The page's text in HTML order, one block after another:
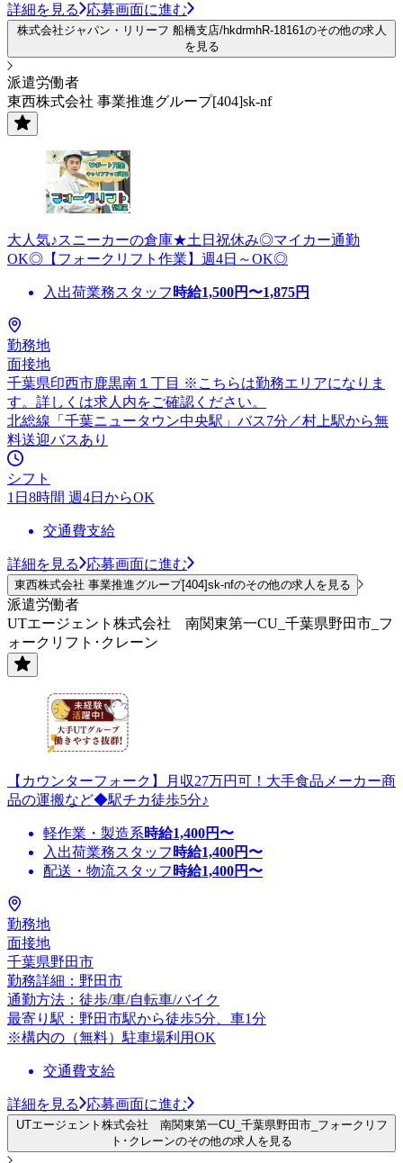
詳細を見る 応募画面に進む
株式会社ジャパン・リリーフ 船橋支店/hkdrmhR-18161のその他の求人
を見る
派遣労働者
東西株式会社 事業推進グループ[404]sk-nf
大人気♪スニーカーの倉庫★土日祝休み◎マイカー通勤
OK◎【フォークリフト作業】週4日～OK◎
入出荷業務スタッフ 時給1,500円〜1,875円
勤務地
面接地
千葉県印西市鹿黒南１丁目 ※こちらは勤務エリアになりま
す。詳しくは求人内をご確認ください。
北総線「千葉ニュータウン中央駅」バス7分／村上駅から無
料送迎バスあり
シフト
1日8時間 週4日からOK
交通費支給
詳細を見る 応募画面に進む
東西株式会社 事業推進グループ[404]sk-nfのその他の求人を見る
派遣労働者
UTエージェント株式会社 南関東第一CU_千葉県野田市_フ
ォークリフト･クレーン
【カウンターフォーク】月収27万円可！大手食品メーカー商
品の運搬など◆駅チカ徒歩5分♪
軽作業・製造系時給1,400円〜
入出荷業務スタッフ 時給1,400円〜
配送・物流スタッフ 時給1,400円〜
勤務地
面接地
千葉県野田市
勤務詳細：野田市
通勤方法：徒歩/車/自転車/バイク
最寄り駅：野田市駅から徒歩5分、車1分
※構内の（無料）駐車場利用OK
交通費支給
詳細を見る 応募画面に進む
UTエージェント株式会社 南関東第一CU_千葉県野田市_フォークリフ
ト･クレーンのその他の求人を見る